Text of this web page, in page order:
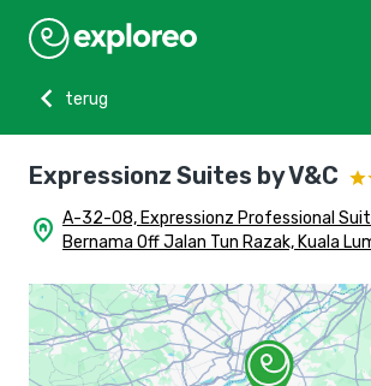
chevron_left
terug
Expressionz Suites by V&C
home_pin A-32-08, Expressionz Professional
Bernama Off Jalan Tun Razak, Kuala